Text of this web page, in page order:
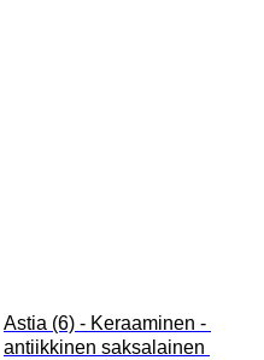
Astia (6) - Keraaminen -
antiikkinen saksalainen